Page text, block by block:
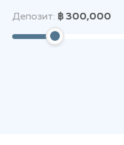
Депозит: ฿ 300,000